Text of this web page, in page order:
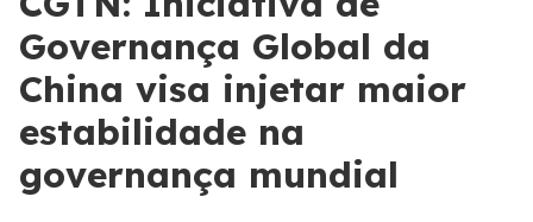
Governança Global da
China visa injetar maior
estabilidade na
governança mundial